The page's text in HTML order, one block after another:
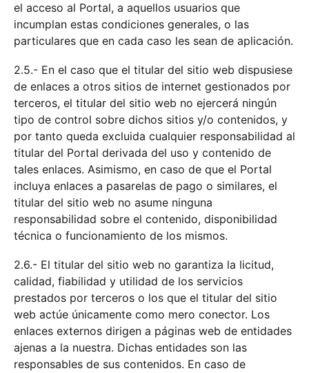
el acceso al Portal, a aquellos usuarios que
incumplan estas condiciones generales, o las
particulares que en cada caso les sean de aplicación.
2.5.- En el caso que el titular del sitio web dispusiese
de enlaces a otros sitios de internet gestionados por
terceros, el titular del sitio web no ejercerá ningún
tipo de control sobre dichos sitios y/o contenidos, y
por tanto queda excluida cualquier responsabilidad al
titular del Portal derivada del uso y contenido de
tales enlaces. Asimismo, en caso de que el Portal
incluya enlaces a pasarelas de pago o similares, el
titular del sitio web no asume ninguna
responsabilidad sobre el contenido, disponibilidad
técnica o funcionamiento de los mismos.
2.6.- El titular del sitio web no garantiza la licitud,
calidad, fiabilidad y utilidad de los servicios
prestados por terceros o los que el titular del sitio
web actúe únicamente como mero conector. Los
enlaces externos dirigen a páginas web de entidades
ajenas a la nuestra. Dichas entidades son las
responsables de sus contenidos. En caso de